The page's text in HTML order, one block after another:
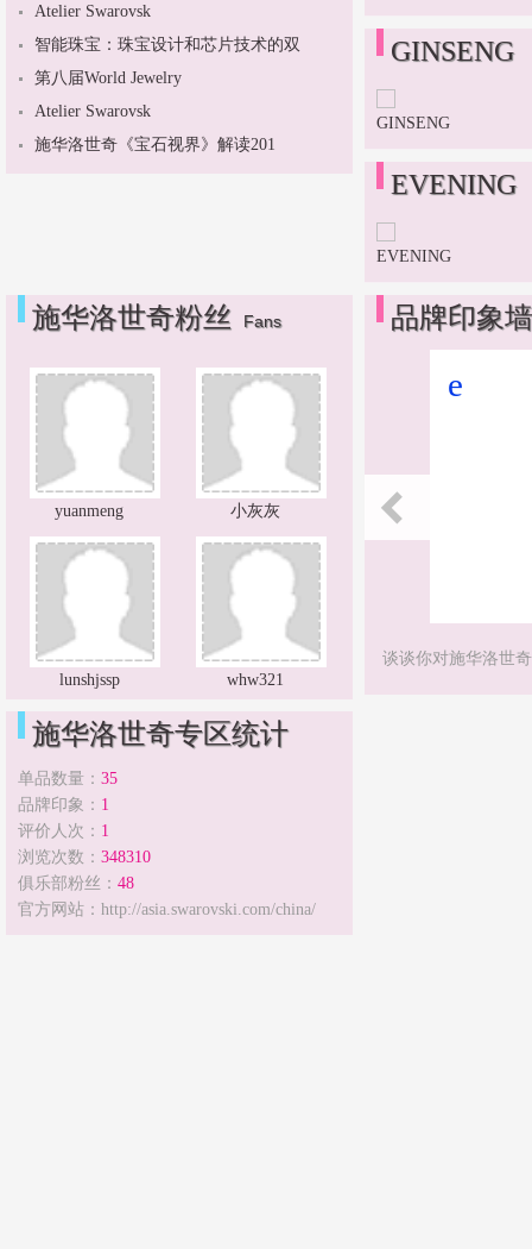
Atelier Swarovsk
智能珠宝：珠宝设计和芯片技术的双
第八届World Jewelry
Atelier Swarovsk
施华洛世奇《宝石视界》解读201
GINSENG
GINSENG
EVENING
EVENING
施华洛世奇粉丝 Fans
yuanmeng 小灰灰
lunshjssp whw321
施华洛世奇专区统计
单品数量： 35
品牌印象： 1
评价人次： 1
浏览次数： 348310
俱乐部粉丝： 48
官方网站：http://asia.swarovski.com/china/
品牌印象墙
e
谈谈你对施华洛世